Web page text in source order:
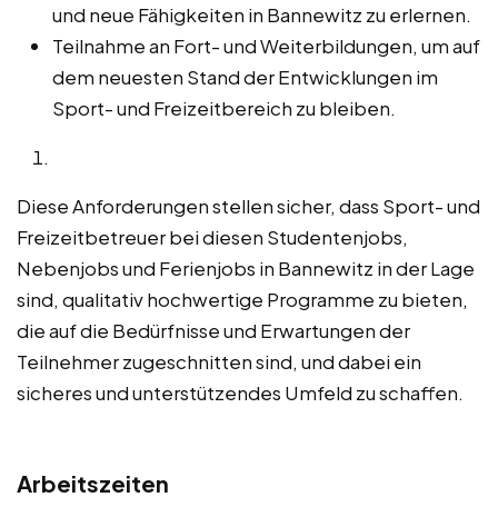
und neue Fähigkeiten in Bannewitz zu erlernen.
Teilnahme an Fort- und Weiterbildungen, um auf
dem neuesten Stand der Entwicklungen im
Sport- und Freizeitbereich zu bleiben.
Diese Anforderungen stellen sicher, dass Sport- und
Freizeitbetreuer bei diesen Studentenjobs,
Nebenjobs und Ferienjobs in Bannewitz in der Lage
sind, qualitativ hochwertige Programme zu bieten,
die auf die Bedürfnisse und Erwartungen der
Teilnehmer zugeschnitten sind, und dabei ein
sicheres und unterstützendes Umfeld zu schaffen.
Arbeitszeiten